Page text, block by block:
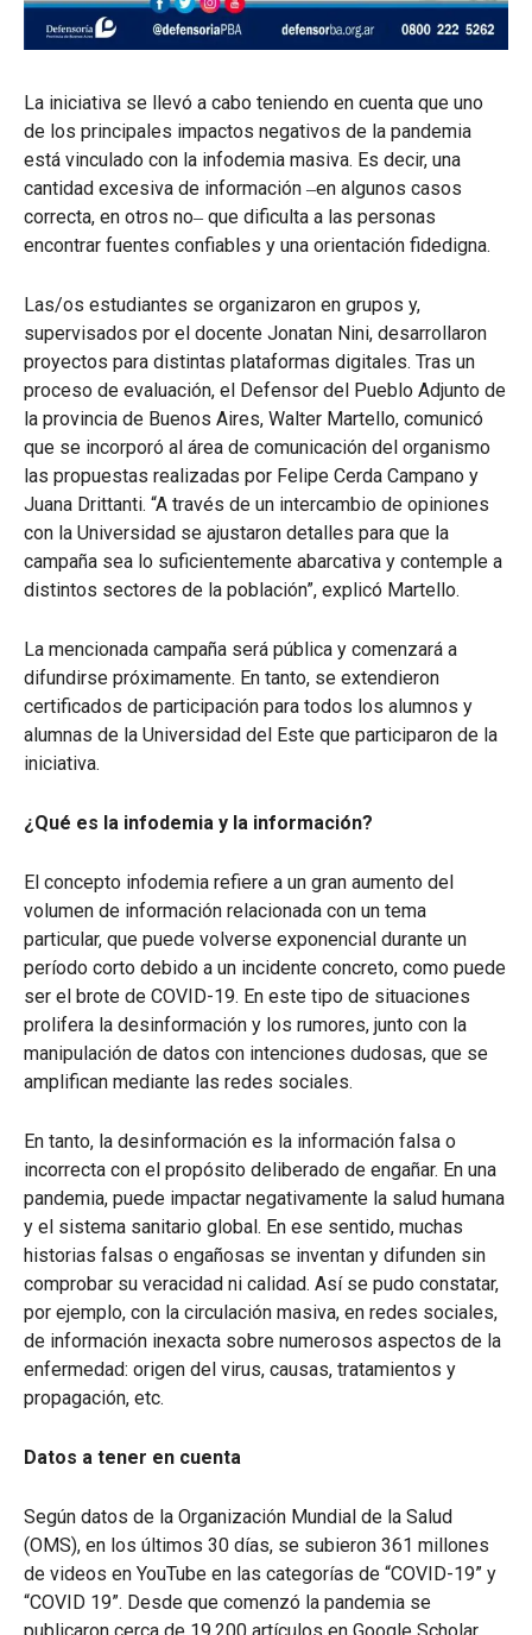
La iniciativa se llevó a cabo teniendo en cuenta que uno
de los principales impactos negativos de la pandemia
está vinculado con la infodemia masiva. Es decir, una
cantidad excesiva de información ‒en algunos casos
correcta, en otros no‒ que dificulta a las personas
encontrar fuentes confiables y una orientación fidedigna.
Las/os estudiantes se organizaron en grupos y,
supervisados por el docente Jonatan Nini, desarrollaron
proyectos para distintas plataformas digitales. Tras un
proceso de evaluación, el Defensor del Pueblo Adjunto de
la provincia de Buenos Aires, Walter Martello, comunicó
que se incorporó al área de comunicación del organismo
las propuestas realizadas por Felipe Cerda Campano y
Juana Drittanti. “A través de un intercambio de opiniones
con la Universidad se ajustaron detalles para que la
campaña sea lo suficientemente abarcativa y contemple a
distintos sectores de la población”, explicó Martello.
La mencionada campaña será pública y comenzará a
difundirse próximamente. En tanto, se extendieron
certificados de participación para todos los alumnos y
alumnas de la Universidad del Este que participaron de la
iniciativa.
¿Qué es la infodemia y la información?
El concepto infodemia refiere a un gran aumento del
volumen de información relacionada con un tema
particular, que puede volverse exponencial durante un
período corto debido a un incidente concreto, como puede
ser el brote de COVID-19. En este tipo de situaciones
prolifera la desinformación y los rumores, junto con la
manipulación de datos con intenciones dudosas, que se
amplifican mediante las redes sociales.
En tanto, la desinformación es la información falsa o
incorrecta con el propósito deliberado de engañar. En una
pandemia, puede impactar negativamente la salud humana
y el sistema sanitario global. En ese sentido, muchas
historias falsas o engañosas se inventan y difunden sin
comprobar su veracidad ni calidad. Así se pudo constatar,
por ejemplo, con la circulación masiva, en redes sociales,
de información inexacta sobre numerosos aspectos de la
enfermedad: origen del virus, causas, tratamientos y
propagación, etc.
Datos a tener en cuenta
Según datos de la Organización Mundial de la Salud
(OMS), en los últimos 30 días, se subieron 361 millones
de videos en YouTube en las categorías de “COVID-19” y
“COVID 19”. Desde que comenzó la pandemia se